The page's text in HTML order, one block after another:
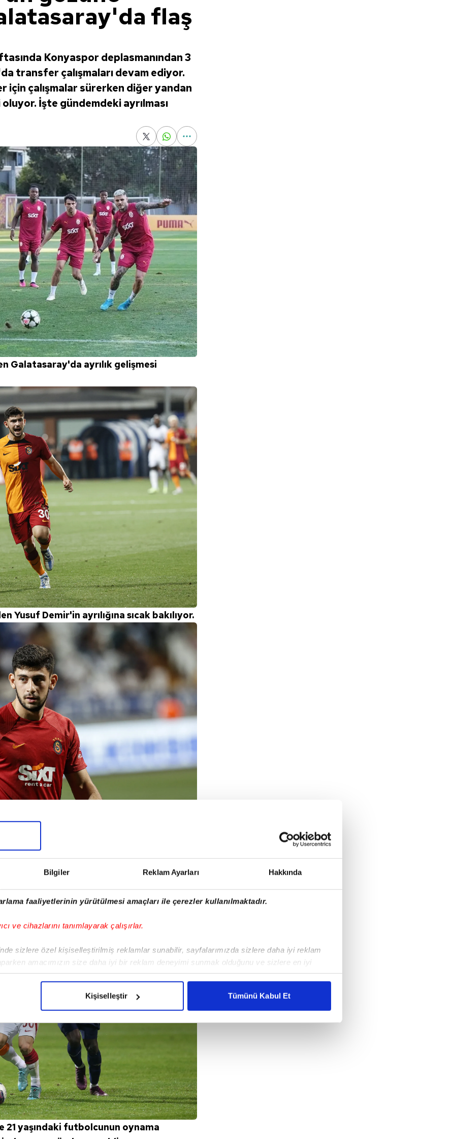
Bilgiler Reklam Ayarları Hakkında
faaliyetlerinin yürütülmesi amaçları ile çerezler kullanılmaktadır.
ve cihazlarını tanımlayarak çalışırlar.
sizlere özel kişiselleştirilmiş reklamlar sunabilir, sayfalarımızda sizlere daha iyi reklam
amacımızın size daha iyi bir reklam deneyimi sunmak olduğunu ve sizlere en iyi
gelen çabayı gösterdiğimizi ve bu noktada, reklamların maliyetlerimizi karşılamak
çerezlere izin vermedikleri takdirde, kullanıcılara hedefli reklamlar gösterilmeyecektir."
için İnternet Sitemizde kendimize ve üçüncü kişilere ait çerezler kullanılmaktadır. Bu
verileriniz işlenmekte olup gerekli olan çerezler bilgi toplumu hizmetlerinin sunulması
çerezler, sitemizin daha işlevsel kılınması ve kişiselleştirilmesi ve sizlere yönelik
amaçlarıyla sınırlı olarak açık rızanız dahilinde kullanılacaktır.
yer alan panel vasıtasıyla belirleyebilirsiniz. Çerezlere ilişkin detaylı bilgi için Ayarlar
Metnimiziziyaret edebilirsiniz.
Kanunu uyarınca hazırlanmış Aydınlatma Metnimizi okumak ve sitemizde ilgili
Kişiselleştir Tümünü Kabul Et
flaş
Konyaspor deplasmanından 3
transfer çalışmaları devam ediyor.
için çalışmalar sürerken diğer yandan
İşte gündemdeki ayrılması
Galatasaray'da ayrılık gelişmesi
Demir'in ayrılığına sıcak bakılıyor.
Okan Buruk'un en beğendiği
Demir tek bir resmi maçta bile süre
yaşındaki futbolcunun oynama